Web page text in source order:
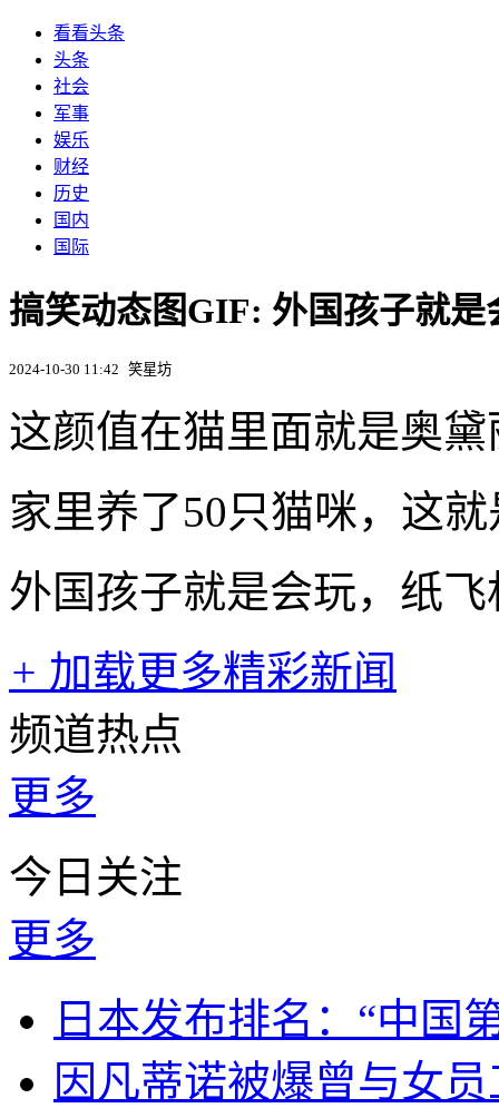
看看头条
头条
社会
军事
娱乐
财经
历史
国内
国际
搞笑动态图GIF: 外国孩子就
2024-10-30 11:42 笑星坊
这颜值在猫里面就是奥黛
家里养了50只猫咪，这
外国孩子就是会玩，纸
+ 加载更多精彩新闻
频道热点
更多
今日关注
更多
日本发布排名：“中国
因凡蒂诺被爆曾与女